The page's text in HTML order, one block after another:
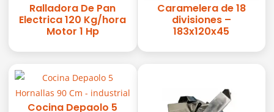
Ralladora De Pan
Electrica 120 Kg/hora
Motor 1 Hp
Caramelera de 18
divisiones –
183x120x45
Cocina Depaolo 5